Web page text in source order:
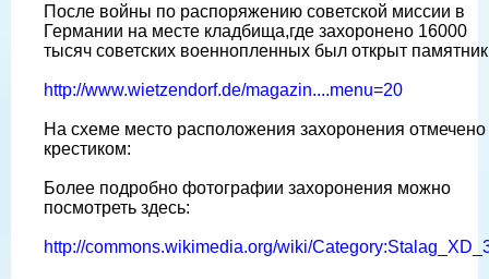
После войны по распоряжению советской миссии в
Германии на месте кладбища,где захоронено 16000
тысяч советских военнопленных был открыт
http://www.wietzendorf.de/magazin....menu=20
На схеме место расположения захоронения отмечено
крестиком:
Более подробно фотографии захоронения можно
посмотреть здесь:
http://commons.wikimedia.org/wiki/